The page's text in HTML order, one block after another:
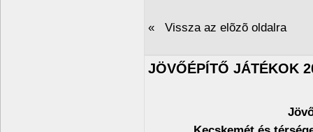
« Vissza az elõzõ oldalra
JÖVŐÉPÍTŐ JÁTÉKOK